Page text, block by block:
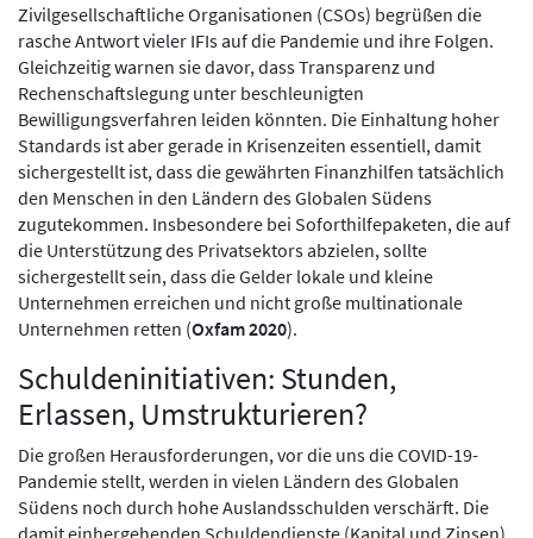
Zivilgesellschaftliche Organisationen (CSOs) begrüßen die
rasche Antwort vieler IFIs auf die Pandemie und ihre Folgen.
Gleichzeitig warnen sie davor, dass Transparenz und
Rechenschaftslegung unter beschleunigten
Bewilligungsverfahren leiden könnten. Die Einhaltung hoher
Standards ist aber gerade in Krisenzeiten essentiell, damit
sichergestellt ist, dass die gewährten Finanzhilfen tatsächlich
den Menschen in den Ländern des Globalen Südens
zugutekommen. Insbesondere bei Soforthilfepaketen, die auf
die Unterstützung des Privatsektors abzielen, sollte
sichergestellt sein, dass die Gelder lokale und kleine
Unternehmen erreichen und nicht große multinationale
Unternehmen retten (Oxfam 2020).
Schuldeninitiativen: Stunden,
Erlassen, Umstrukturieren?
Die großen Herausforderungen, vor die uns die COVID-19-
Pandemie stellt, werden in vielen Ländern des Globalen
Südens noch durch hohe Auslandsschulden verschärft. Die
damit einhergehenden Schuldendienste (Kapital und Zinsen)